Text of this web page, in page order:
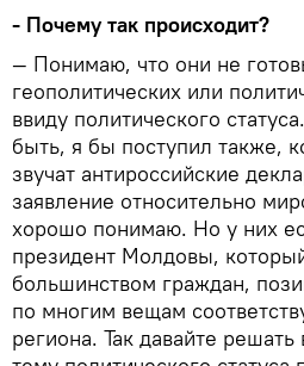
- Почему так происходит?
— Понимаю, что они не
геополитических или
ввиду политического
быть, я бы поступил также,
звучат антироссийские
заявление относительно
хорошо понимаю. Но у них
президент Молдовы,
большинством граждан,
по многим вещам
региона. Так давайте